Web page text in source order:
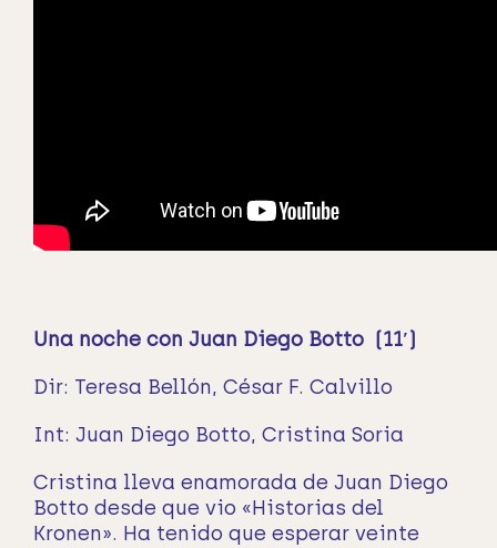
Una noche con Juan Diego Botto (11′)
Dir: Teresa Bellón, César F. Calvillo
Int: Juan Diego Botto, Cristina Soria
Cristina lleva enamorada de Juan Diego
Botto desde que vio «Historias del
Kronen». Ha tenido que esperar veinte